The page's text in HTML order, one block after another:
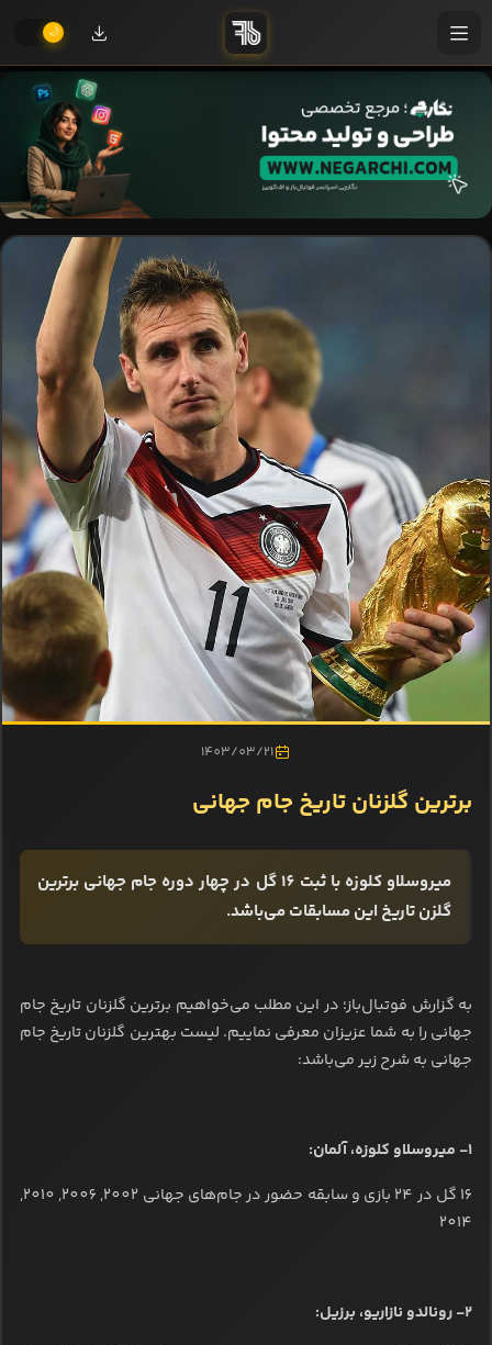
1403/03/21
برترین گلزنان تاریخ جام جهانی
میروسلاو کلوزه با ثبت 16 گل در چهار دوره جام جهانی برترین
گلزن تاریخ این مسابقات می‌باشد.
به گزارش فوتبال‌باز؛ در این مطلب می‌خواهیم برترین گلزنان تاریخ جام
جهانی را به شما عزیزان معرفی نماییم. لیست بهترین گلزنان تاریخ جام
جهانی به شرح زیر می‌باشد:
1- میروسلاو کلوزه، آلمان:
16 گل در 24 بازی و سابقه حضور در جام‌های جهانی 2002, 2006, 2010,
2014
2- رونالدو نازاریو، برزیل: